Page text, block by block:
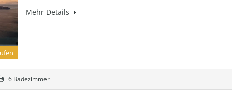
Mehr Details
6 Badezimmer